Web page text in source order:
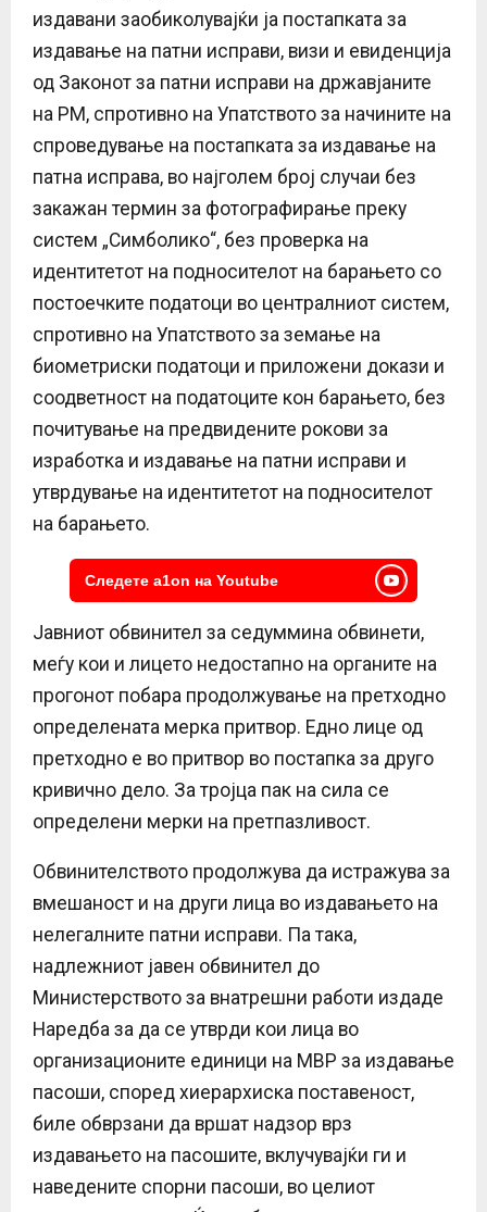
издавани заобиколувајќи ја постапката за
издавање на патни исправи, визи и евиденција
од Законот за патни исправи на државјаните
на РМ, спротивно на Упатството за начините на
спроведување на постапката за издавање на
патна исправа, во најголем број случаи без
закажан термин за фотографирање преку
систем „Симболико“, без проверка на
идентитетот на подносителот на барањето со
постоечките податоци во централниот систем,
спротивно на Упатството за земање на
биометриски податоци и приложени докази и
соодветност на податоците кон барањето, без
почитување на предвидените рокови за
изработка и издавање на патни исправи и
утврдување на идентитетот на подносителот
на барањето.
Следете a1on на Youtube
Јавниот обвинител за седуммина обвинети,
меѓу кои и лицето недостапно на органите на
прогонот побара продолжување на претходно
определената мерка притвор. Едно лице од
претходно е во притвор во постапка за друго
кривично дело. За тројца пак на сила се
определени мерки на претпазливост.
Обвинителството продолжува да истражува за
вмешаност и на други лица во издавањето на
нелегалните патни исправи. Па така,
надлежниот јавен обвинител до
Министерството за внатрешни работи издаде
Наредба за да се утврди кои лица во
организационите единици на МВР за издавање
пасоши, според хиерархиска поставеност,
биле обврзани да вршат надзор врз
издавањето на пасошите, вклучувајќи ги и
наведените спорни пaсоши, во целиот